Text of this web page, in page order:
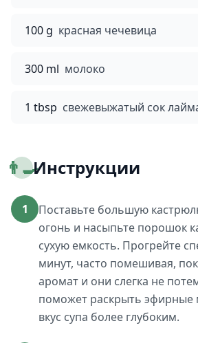
100 g красная чечевица
300 ml молоко
1 tbsp свежевыжатый сок
👨‍🍳Инструкции
1
Поставьте большую
огонь и насыпьте порошок
сухую емкость. Прогрейте
минут, часто помешивая,
аромат и они слегка не
поможет раскрыть эфирные
вкус супа более глубоким.